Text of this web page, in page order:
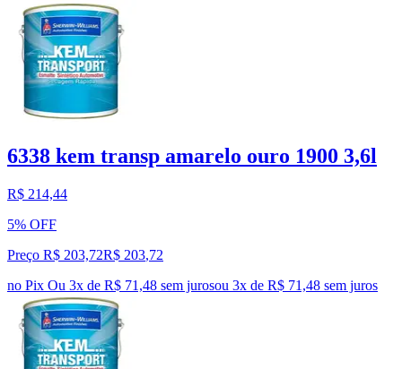
6338 kem transp amarelo ouro 1900 3,6l
R$ 214,44
5% OFF
Preço R$ 203,72R$ 203,72
no Pix Ou 3x de R$ 71,48 sem jurosou 3x de R$ 71,48 sem juros